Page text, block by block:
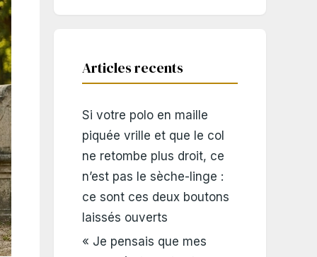
Articles recents
Si votre polo en maille
piquée vrille et que le col
ne retombe plus droit, ce
n’est pas le sèche-linge :
ce sont ces deux boutons
laissés ouverts
« Je pensais que mes